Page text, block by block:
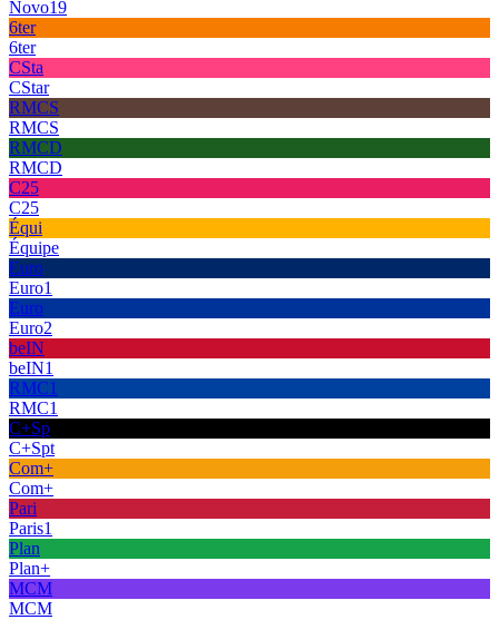
Novo19
6ter
6ter
CSta
CStar
RMCS
RMCS
RMCD
RMCD
C25
C25
Équi
Équipe
Euro
Euro1
Euro
Euro2
beIN
beIN1
RMC1
RMC1
C+Sp
C+Spt
Com+
Com+
Pari
Paris1
Plan
Plan+
MCM
MCM